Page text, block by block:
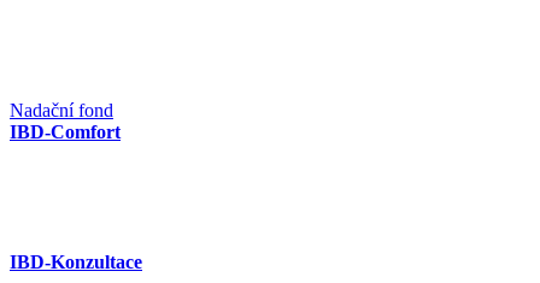
Nadační fond
IBD-Comfort
IBD-Konzultace